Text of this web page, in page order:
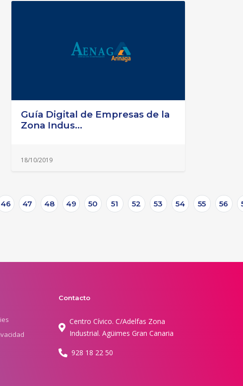
Guía Digital de Empresas de la
Zona Indus...
18/10/2019
46 47 48 49 50 51 52 53 54 55 56
Contacto
Centro Cívico. C/Adelfas Zona
Industrial. Agüimes Gran Canaria
928 18 22 50